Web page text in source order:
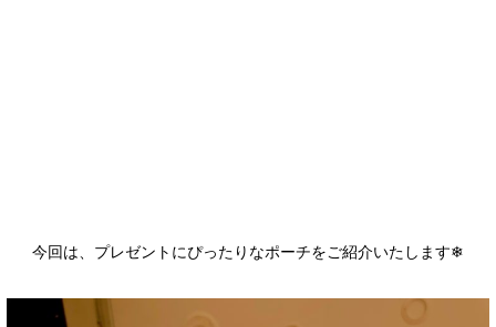
今回は、プレゼントにぴったりなポーチをご紹介いたします❄